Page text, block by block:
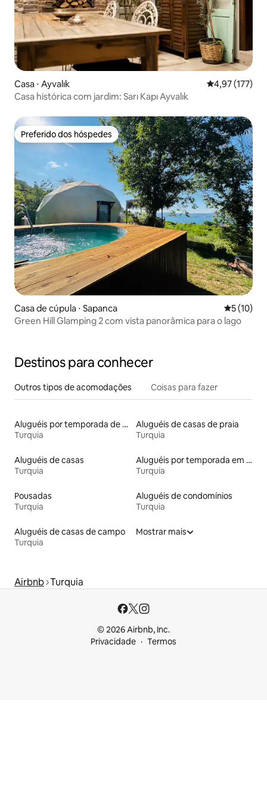
Casa ⋅ Ayvalık 4,97 de uma
4,97 (177)
Casa histórica com jardim: Sarı Kapı Ayvalık
Preferido dos hóspedes
Preferido dos hóspedes
Casa de cúpula ⋅ Sapanca 5 de uma
5 (10)
Green Hill Glamping 2 com vista panorâmica para o lago
Destinos para conhecer
Outros tipos de acomodações Coisas para fazer
Aluguéis por temporada de acomodações de luxo
Turquia
Aluguéis de casas de praia
Turquia
Aluguéis de casas
Turquia
Aluguéis por temporada em resorts
Turquia
Pousadas
Turquia
Aluguéis de condomínios
Turquia
Aluguéis de casas de campo
Turquia
Mostrar mais
Airbnb Turquia
© 2026 Airbnb, Inc.
Privacidade
Termos